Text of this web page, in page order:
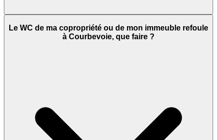
Le WC de ma copropriété ou de mon immeuble refoule
à Courbevoie, que faire ?